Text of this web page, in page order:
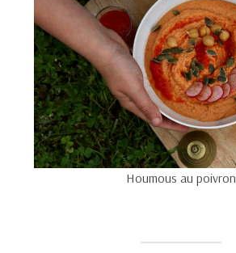
Houmous au poivron